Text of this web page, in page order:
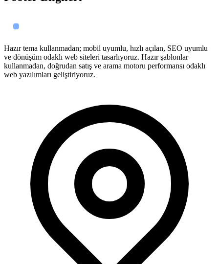
Hazır tema kullanmadan; mobil uyumlu, hızlı açılan, SEO uyumlu
ve dönüşüm odaklı web siteleri tasarlıyoruz. Hazır şablonlar
kullanmadan, doğrudan satış ve arama motoru performansı odaklı
web yazılımları geliştiriyoruz.